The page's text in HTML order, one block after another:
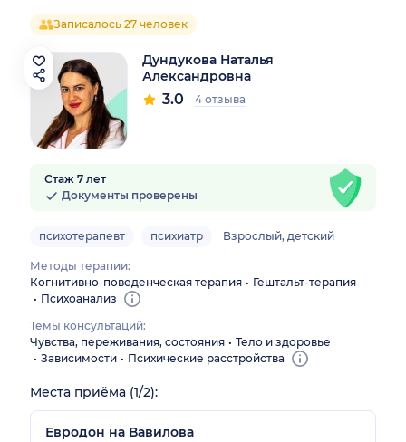
Записалось 27 человек
Дундукова Наталья
Александровна
3.0 4 отзыва
Стаж 7 лет
Документы проверены
психотерапевт психиатр Взрослый, детский
Методы терапии:
Когнитивно-поведенческая терапия
Гештальт-терапия
Психоанализ
Темы консультаций:
Чувства, переживания, состояния
Тело и здоровье
Зависимости
Психические расстройства
Места приёма (1/2):
Евродон на Вавилова